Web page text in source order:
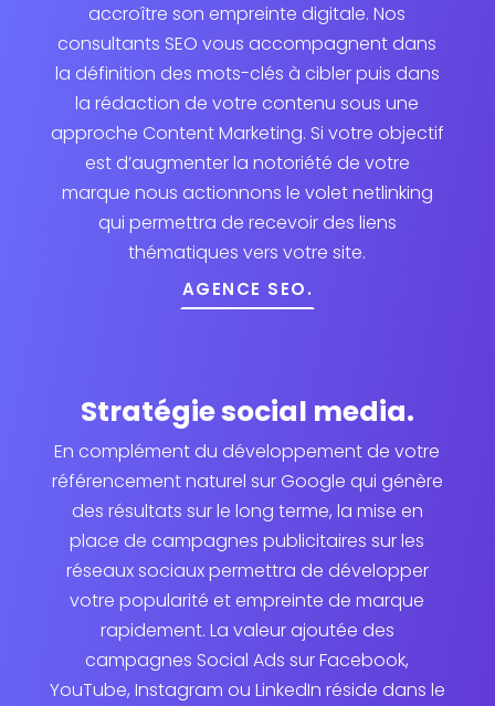
accroître son empreinte digitale. Nos
consultants SEO vous accompagnent dans
la définition des mots-clés à cibler puis dans
la rédaction de votre contenu sous une
approche Content Marketing. Si votre objectif
est d’augmenter la notoriété de votre
marque nous actionnons le volet netlinking
qui permettra de recevoir des liens
thématiques vers votre site.
AGENCE SEO.
Stratégie social media.
En complément du développement de votre
référencement naturel sur Google qui génère
des résultats sur le long terme, la mise en
place de campagnes publicitaires sur les
réseaux sociaux permettra de développer
votre popularité et empreinte de marque
rapidement. La valeur ajoutée des
campagnes Social Ads sur Facebook,
YouTube, Instagram ou LinkedIn réside dans le